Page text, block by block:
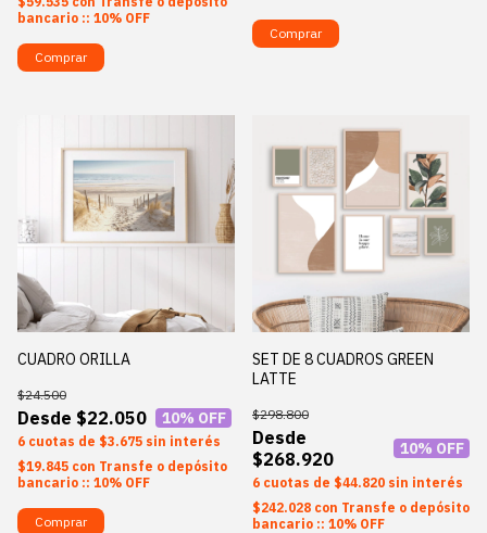
bancario :: 10% OFF
Comprar
Comprar
CUADRO ORILLA
$22.050
$24.500
10% OFF
6 $3.675 sin interés
$19.845 con Transfe o depósito
bancario :: 10% OFF
Comprar
SET DE 8 CUADROS GREEN
LATTE
$268.920
$298.800
10% OFF
6 $44.820 sin interés
$242.028 con Transfe o depósito
bancario :: 10% OFF